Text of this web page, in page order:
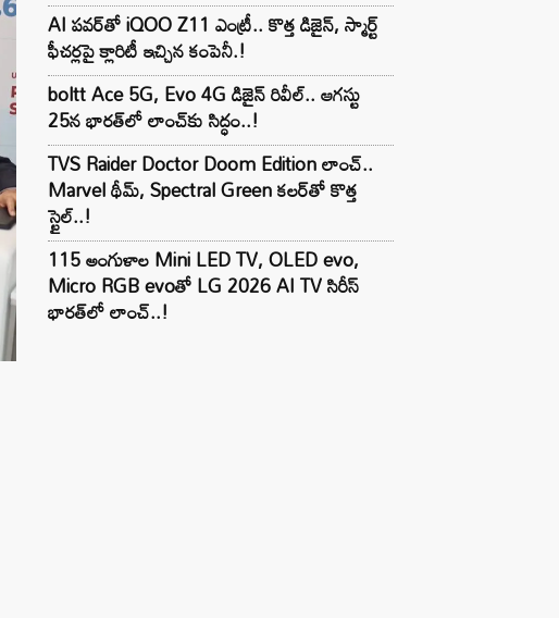
AI పవర్‌తో iQOO Z11 ఎంట్రీ.. కొత్త డిజైన్, స్మార్ట్
ఫీచర్లపై క్లారిటీ ఇచ్చిన కంపెనీ.!
boltt Ace 5G, Evo 4G డిజైన్ రివీల్.. ఆగస్టు
25న భారత్‌లో లాంచ్‌కు సిద్ధం..!
TVS Raider Doctor Doom Edition లాంచ్..
Marvel థీమ్, Spectral Green కలర్‌తో కొత్త
స్టైల్..!
115 అంగుళాల Mini LED TV, OLED evo,
Micro RGB evoతో LG 2026 AI TV సిరీస్
భారత్‌లో లాంచ్..!